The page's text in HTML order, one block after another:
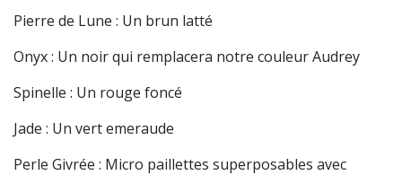
Pierre de Lune : Un brun latté
Onyx : Un noir qui remplacera notre couleur Audrey
Spinelle : Un rouge foncé
Jade : Un vert emeraude
Perle Givrée : Micro paillettes superposables avec